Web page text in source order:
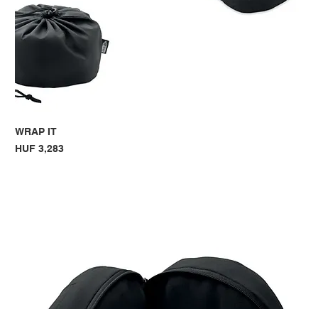
WRAP IT
Price
HUF 3,283